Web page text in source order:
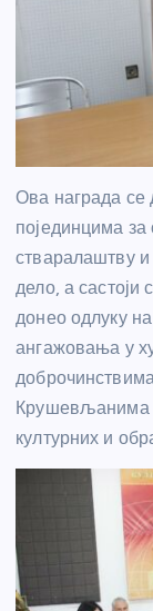
Ова награда се
појединцима за
стваралаштву
дело, а састоји
донео одлуку
ангажовања у
Крушевљанима
културних и